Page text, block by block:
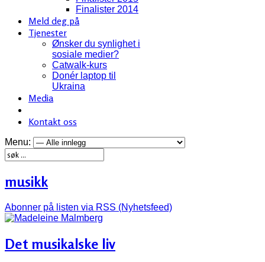
Finalister 2014
Meld deg på
Tjenester
Ønsker du synlighet i
sosiale medier?
Catwalk-kurs
Donér laptop til
Ukraina
Media
Kontakt oss
Menu:
musikk
Abonner på listen via RSS (Nyhetsfeed)
Det musikalske liv